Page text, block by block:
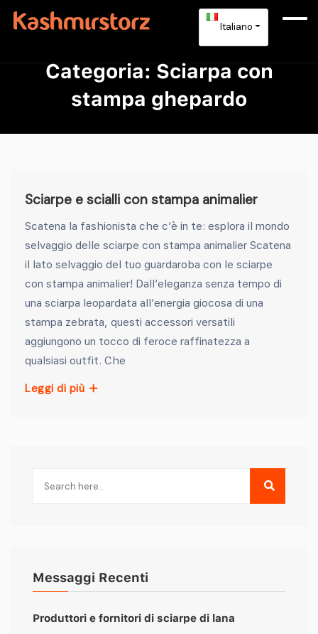
Italiano
Categoria: Sciarpa con
stampa ghepardo
Sciarpe e scialli con stampa animalier
Scatena la fashionista che c’è in te: esplora il mondo
selvaggio delle sciarpe con stampa animalier Scatena
il lato selvaggio del tuo guardaroba con le sciarpe
con stampa animalier! Dall’eleganza senza tempo di
una sciarpa leopardata all’energia giocosa di una
stampa zebrata, questi accessori versatili
aggiungono un tocco di feroce raffinatezza a
qualsiasi outfit. Che
Leggi di più
Messaggi Recenti
Produttori e fornitori di sciarpe di lana